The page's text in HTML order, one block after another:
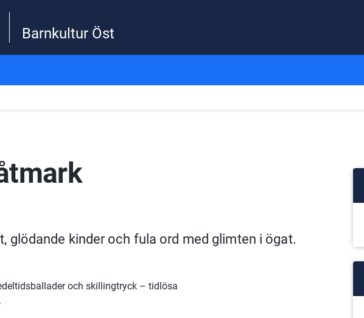
Barnkultur Öst
glödande kinder och fula ord med glimten i ögat.
och skillingtryck – tidlösa